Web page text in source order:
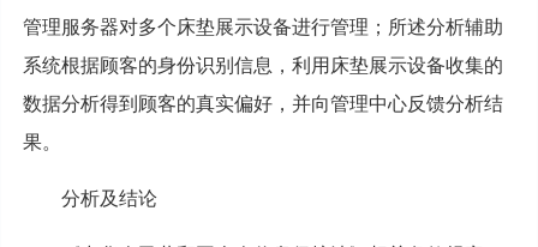
管理服务器对多个床垫展示设备进行管理；所述分析辅助
系统根据顾客的身份识别信息，利用床垫展示设备收集的
数据分析得到顾客的真实偏好，并向管理中心反馈分析结
果。
分析及结论